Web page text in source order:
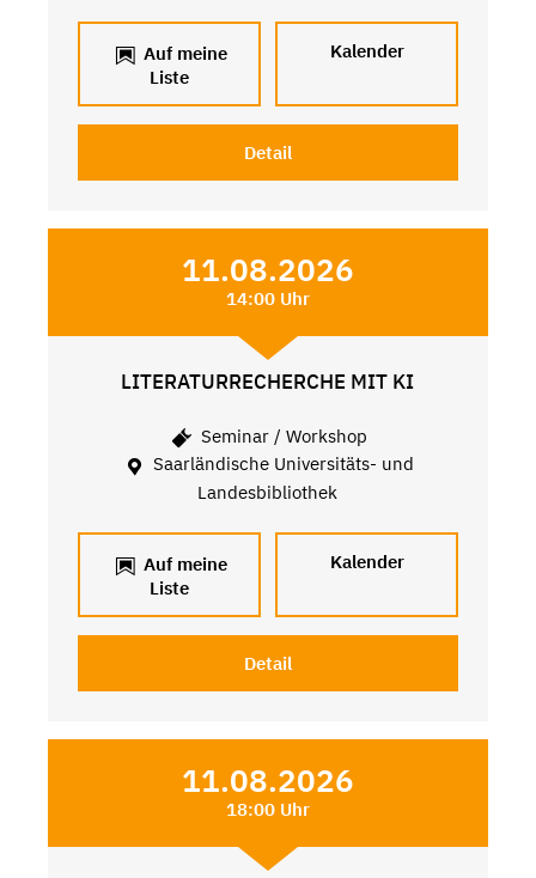
Auf meine
Liste
Kalender
Detail
11.08.2026
14:00 Uhr
LITERATURRECHERCHE MIT KI
Seminar / Workshop
Saarländische Universitäts- und
Landesbibliothek
Auf meine
Liste
Kalender
Detail
11.08.2026
18:00 Uhr